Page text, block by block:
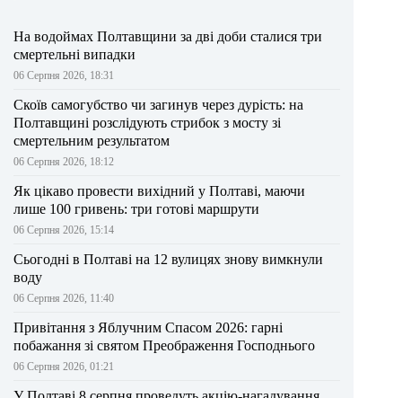
На водоймах Полтавщини за дві доби сталися три
смертельні випадки
06 Серпня 2026, 18:31
Скоїв самогубство чи загинув через дурість: на
Полтавщині розслідують стрибок з мосту зі
смертельним результатом
06 Серпня 2026, 18:12
Як цікаво провести вихідний у Полтаві, маючи
лише 100 гривень: три готові маршрути
06 Серпня 2026, 15:14
Сьогодні в Полтаві на 12 вулицях знову вимкнули
воду
06 Серпня 2026, 11:40
Привітання з Яблучним Спасом 2026: гарні
побажання зі святом Преображення Господнього
06 Серпня 2026, 01:21